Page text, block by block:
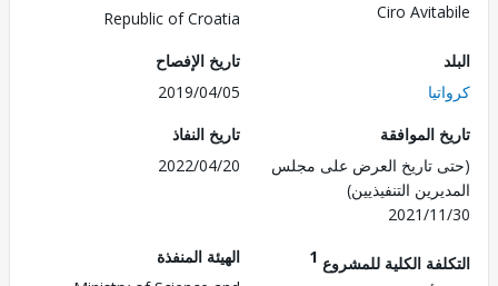
Ciro
Republic of Croatia
تاريخ الإفصاح
2019/04/05
الموافقة
تاريخ العرض على مجلس
التنفيذيين)
2021/
تاريخ النفاذ
2022/04/20
الكلية للمشروع1
الهيئة المنفذة